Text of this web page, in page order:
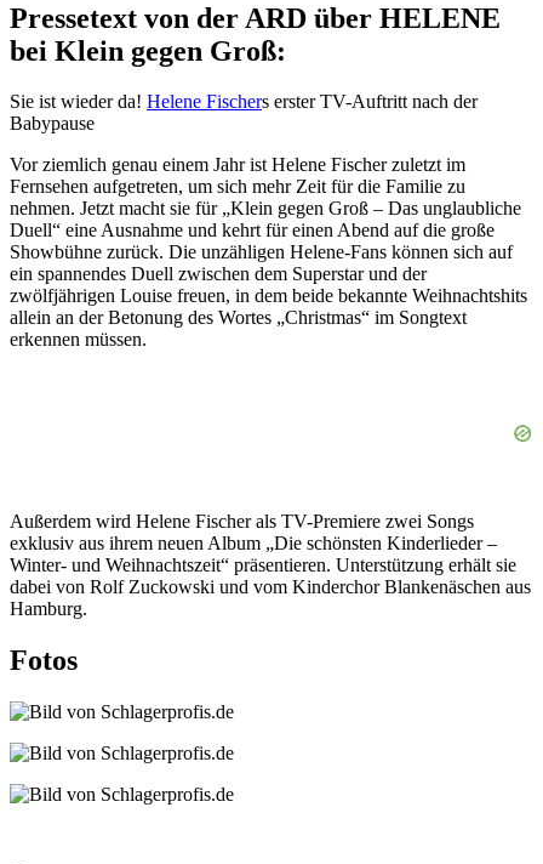
Pressetext von der ARD über HELENE
bei Klein gegen Groß:
Sie ist wieder da! Helene Fischers erster TV-Auftritt nach der
Babypause
Vor ziemlich genau einem Jahr ist Helene Fischer zuletzt im
Fernsehen aufgetreten, um sich mehr Zeit für die Familie zu
nehmen. Jetzt macht sie für „Klein gegen Groß – Das unglaubliche
Duell“ eine Ausnahme und kehrt für einen Abend auf die große
Showbühne zurück. Die unzähligen Helene-Fans können sich auf
ein spannendes Duell zwischen dem Superstar und der
zwölfjährigen Louise freuen, in dem beide bekannte Weihnachtshits
allein an der Betonung des Wortes „Christmas“ im Songtext
erkennen müssen.
Außerdem wird Helene Fischer als TV-Premiere zwei Songs
exklusiv aus ihrem neuen Album „Die schönsten Kinderlieder –
Winter- und Weihnachtszeit“ präsentieren. Unterstützung erhält sie
dabei von Rolf Zuckowski und vom Kinderchor Blankenäschen aus
Hamburg.
Fotos